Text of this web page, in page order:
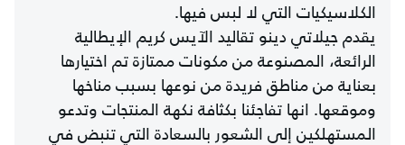
الكلاسيكيات التي لا لبس فيها.
يقدم جيلاتي دينو تقاليد الآيس كريم الإيطالية
الرائعة، المصنوعة من مكونات ممتازة تم اختيارها
بعناية من مناطق فريدة من نوعها بسبب مناخها
وموقعها. انها تفاجئنا بكثافة نكهة المنتجات وتدعو
المستهلكين إلى الشعور بالسعادة التي تنبض في